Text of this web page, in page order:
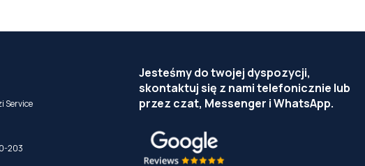
Service
203
Jesteśmy do twojej dyspozycji,
skontaktuj się z nami telefonicznie lub
przez czat, Messenger i WhatsApp.